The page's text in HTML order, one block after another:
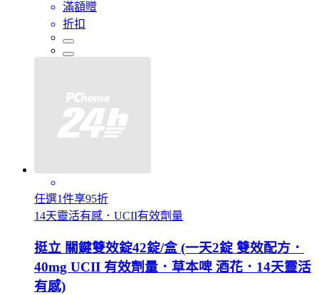
滿額贈
折扣
任選1件享95折
14天靈活有感．UCII有效劑量
挺立 關鍵雙效錠42錠/盒 (一天2錠 雙效配方．
40mg UCII 有效劑量．草本啤 酒花．14天靈活
有感)